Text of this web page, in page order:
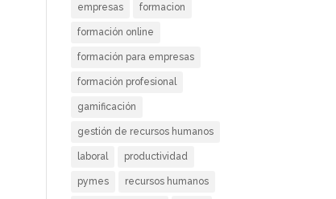
empresas formacion
formación online
formación para empresas
formación profesional
gamificación
gestión de recursos humanos
laboral productividad
pymes recursos humanos